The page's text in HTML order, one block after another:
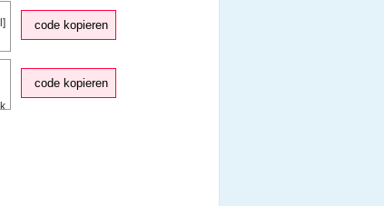
code kopieren
code kopieren